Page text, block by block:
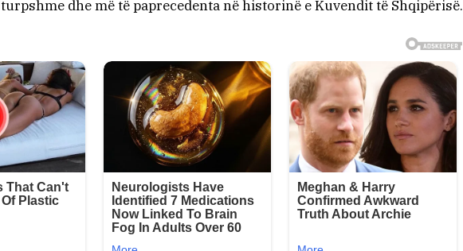
dhe më të paprecedenta në historinë e Kuvendit të Shqipërisë.